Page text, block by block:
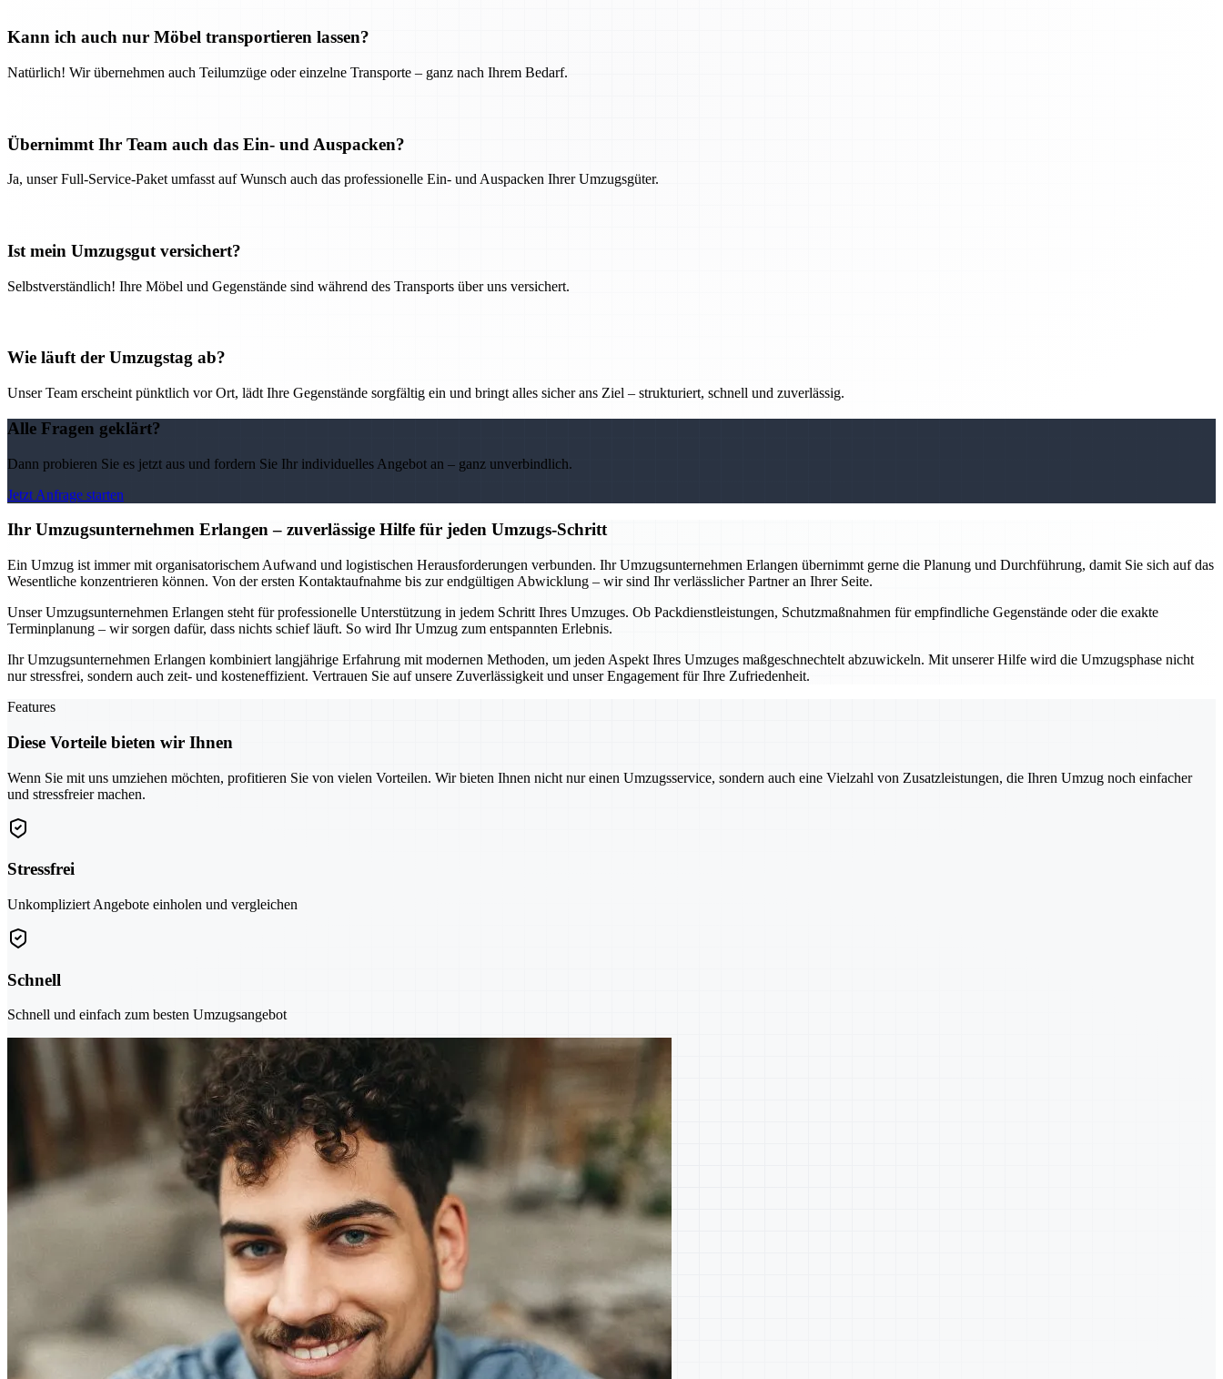
Kann ich auch nur Möbel transportieren lassen?
Natürlich! Wir übernehmen auch Teilumzüge oder einzelne Transporte – ganz nach Ihrem Bedarf.
Übernimmt Ihr Team auch das Ein- und Auspacken?
Ja, unser Full-Service-Paket umfasst auf Wunsch auch das professionelle Ein- und Auspacken Ihrer Umzugsgüter.
Ist mein Umzugsgut versichert?
Selbstverständlich! Ihre Möbel und Gegenstände sind während des Transports über uns versichert.
Wie läuft der Umzugstag ab?
Unser Team erscheint pünktlich vor Ort, lädt Ihre Gegenstände sorgfältig ein und bringt alles sicher ans Ziel – strukturiert, schnell und zuverlässig.
Alle Fragen geklärt?
Dann probieren Sie es jetzt aus und fordern Sie Ihr individuelles Angebot an – ganz unverbindlich.
Jetzt Anfrage starten
Ihr Umzugsunternehmen Erlangen – zuverlässige Hilfe für jeden Umzugs-Schritt
Ein Umzug ist immer mit organisatorischem Aufwand und logistischen Herausforderungen verbunden. Ihr Umzugsunternehmen Erlangen übernimmt gerne die Planung und Durchführung, damit Sie sich auf das
Wesentliche konzentrieren können. Von der ersten Kontaktaufnahme bis zur endgültigen Abwicklung – wir sind Ihr verlässlicher Partner an Ihrer Seite.
Unser Umzugsunternehmen Erlangen steht für professionelle Unterstützung in jedem Schritt Ihres Umzuges. Ob Packdienstleistungen, Schutzmaßnahmen für empfindliche Gegenstände oder die exakte
Terminplanung – wir sorgen dafür, dass nichts schief läuft. So wird Ihr Umzug zum entspannten Erlebnis.
Ihr Umzugsunternehmen Erlangen kombiniert langjährige Erfahrung mit modernen Methoden, um jeden Aspekt Ihres Umzuges maßgeschnechtelt abzuwickeln. Mit unserer Hilfe wird die Umzugsphase nicht
nur stressfrei, sondern auch zeit- und kosteneffizient. Vertrauen Sie auf unsere Zuverlässigkeit und unser Engagement für Ihre Zufriedenheit.
Features
Diese Vorteile bieten wir Ihnen
Wenn Sie mit uns umziehen möchten, profitieren Sie von vielen Vorteilen. Wir bieten Ihnen nicht nur einen Umzugsservice, sondern auch eine Vielzahl von Zusatzleistungen, die Ihren Umzug noch einfacher
und stressfreier machen.
Stressfrei
Unkompliziert Angebote einholen und vergleichen
Schnell
Schnell und einfach zum besten Umzugsangebot